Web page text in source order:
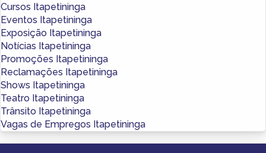
Cursos Itapetininga
Eventos Itapetininga
Exposição Itapetininga
Notícias Itapetininga
Promoções Itapetininga
Reclamações Itapetininga
Shows Itapetininga
Teatro Itapetininga
Trânsito Itapetininga
Vagas de Empregos Itapetininga